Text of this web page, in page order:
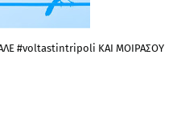
#voltastintripoli ΚΑΙ ΜΟΙΡΑΣΟΥ